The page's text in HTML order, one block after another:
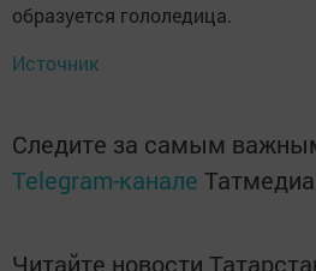
образуется гололедица.
Источник
Следите за самым
Telegram-канале Татмедиа
Читайте новости